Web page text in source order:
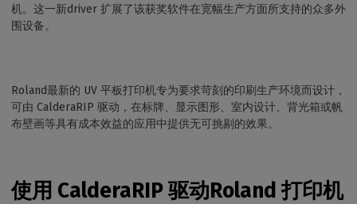
机。这一新driver 扩展了该获奖软件在宽幅生产方面所支持的众多外
围设备。
Roland最新的 UV 平板打印机专为要求苛刻的印刷生产环境而设计，
可由 CalderaRIP 驱动，在标牌、显示图形、室内设计、背光箱或帆
布壁画等具有成本效益的应用中提供无可挑剔的效果。
使用 CalderaRIP 驱动Roland 打印机